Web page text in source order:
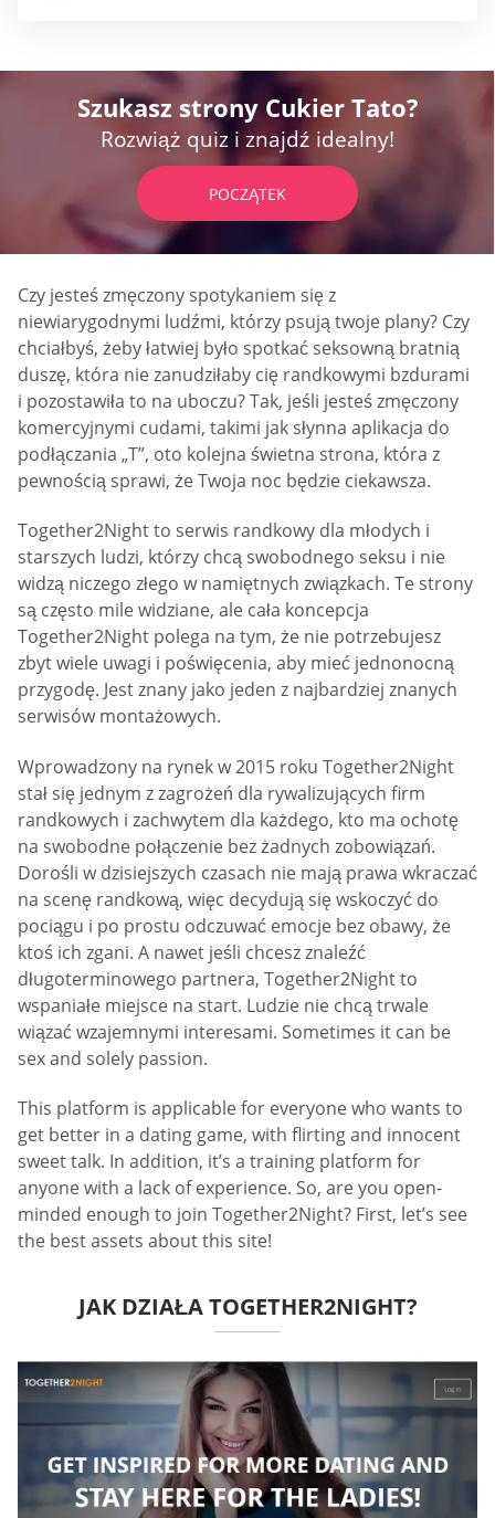
Szukasz strony Cukier Tato?
Rozwiąż quiz i znajdź idealny!
POCZĄTEK
Czy jesteś zmęczony spotykaniem się z
niewiarygodnymi ludźmi, którzy psują twoje plany? Czy
chciałbyś, żeby łatwiej było spotkać seksowną bratnią
duszę, która nie zanudziłaby cię randkowymi bzdurami
i pozostawiła to na uboczu? Tak, jeśli jesteś zmęczony
komercyjnymi cudami, takimi jak słynna aplikacja do
podłączania „T”, oto kolejna świetna strona, która z
pewnością sprawi, że Twoja noc będzie ciekawsza.
Together2Night to serwis randkowy dla młodych i
starszych ludzi, którzy chcą swobodnego seksu i nie
widzą niczego złego w namiętnych związkach. Te strony
są często mile widziane, ale cała koncepcja
Together2Night polega na tym, że nie potrzebujesz
zbyt wiele uwagi i poświęcenia, aby mieć jednonocną
przygodę. Jest znany jako jeden z najbardziej znanych
serwisów montażowych.
Wprowadzony na rynek w 2015 roku Together2Night
stał się jednym z zagrożeń dla rywalizujących firm
randkowych i zachwytem dla każdego, kto ma ochotę
na swobodne połączenie bez żadnych zobowiązań.
Dorośli w dzisiejszych czasach nie mają prawa wkraczać
na scenę randkową, więc decydują się wskoczyć do
pociągu i po prostu odczuwać emocje bez obawy, że
ktoś ich zgani. A nawet jeśli chcesz znaleźć
długoterminowego partnera, Together2Night to
wspaniałe miejsce na start. Ludzie nie chcą trwale
wiązać wzajemnymi interesami. Sometimes it can be
sex and solely passion.
This platform is applicable for everyone who wants to
get better in a dating game, with flirting and innocent
sweet talk. In addition, it’s a training platform for
anyone with a lack of experience. So, are you open-
minded enough to join Together2Night? First, let’s see
the best assets about this site!
JAK DZIAŁA TOGETHER2NIGHT?